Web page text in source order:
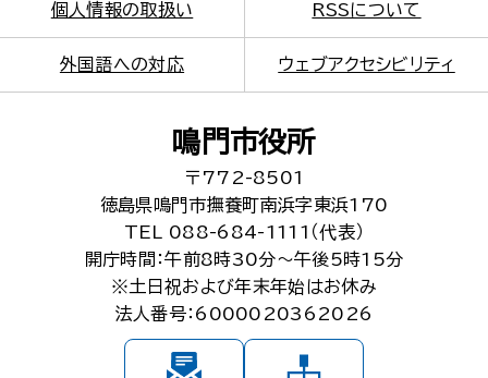
個人情報の取扱い RSSについて
外国語への対応 ウェブアクセシビリティ
鳴門市役所
〒772-8501
徳島県鳴門市撫養町南浜字東浜170
TEL 088-684-1111（代表）
開庁時間：午前8時30分～午後5時15分
※土日祝および年末年始はお休み
法人番号：6000020362026